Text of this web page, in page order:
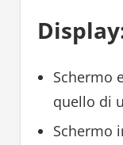
Schermo
quello di
Schermo